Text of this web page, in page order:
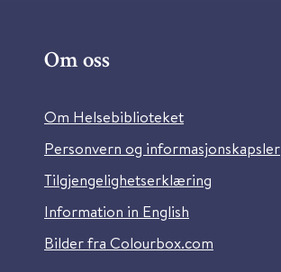
Om oss
Om Helsebiblioteket
Personvern og informasjonskapsler
Tilgjengelighetserklæring
Information in English
Bilder fra Colourbox.com